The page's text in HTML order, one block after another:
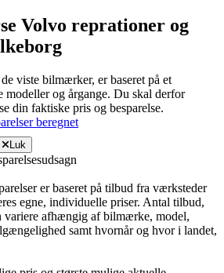
Volvo reprationer og
viste bilmærker, er baseret på et
modeller og årgange. Du skal derfor
din faktiske pris og besparelse.
beregnet
Luk
er baseret på tilbud fra værksteder
egne, individuelle priser. Antal tilbud,
variere afhængig af bilmærke, model,
samt hvornår og hvor i landet,